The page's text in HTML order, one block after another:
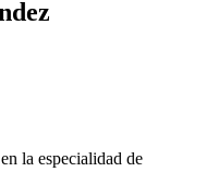
la especialidad de